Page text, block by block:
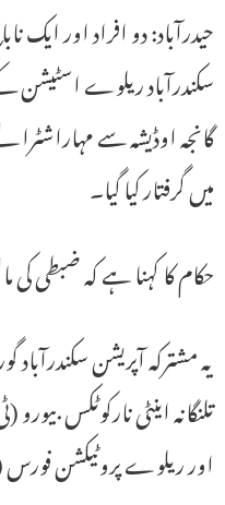
گانجہ اوڈیشہ سے
میں گرفتار کیا گیا۔
حکام کا کہنا ہے کہ ضبطی کی مالیت
یہ مشترکہ آپریشن
تلنگانہ اینٹی نارکوٹکس
اور ریلوے پروٹیکشن